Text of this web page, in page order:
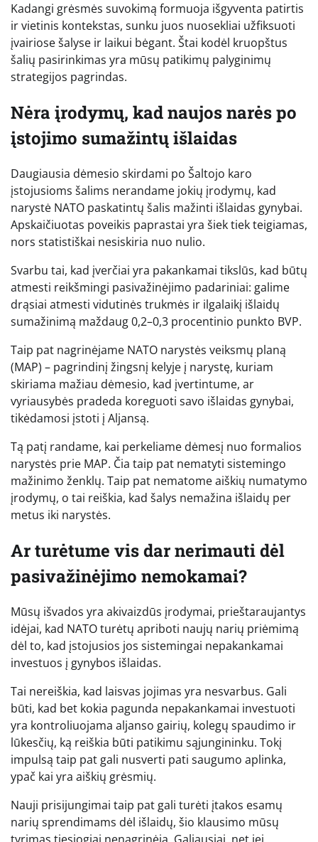
Kadangi grėsmės suvokimą formuoja išgyventa patirtis
ir vietinis kontekstas, sunku juos nuosekliai užfiksuoti
įvairiose šalyse ir laikui bėgant. Štai kodėl kruopštus
šalių pasirinkimas yra mūsų patikimų palyginimų
strategijos pagrindas.
Nėra įrodymų, kad naujos narės po
įstojimo sumažintų išlaidas
Daugiausia dėmesio skirdami po Šaltojo karo
įstojusioms šalims nerandame jokių įrodymų, kad
narystė NATO paskatintų šalis mažinti išlaidas gynybai.
Apskaičiuotas poveikis paprastai yra šiek tiek teigiamas,
nors statistiškai nesiskiria nuo nulio.
Svarbu tai, kad įverčiai yra pakankamai tikslūs, kad būtų
atmesti reikšmingi pasivažinėjimo padariniai: galime
drąsiai atmesti vidutinės trukmės ir ilgalaikį išlaidų
sumažinimą maždaug 0,2–0,3 procentinio punkto BVP.
Taip pat nagrinėjame NATO narystės veiksmų planą
(MAP) – pagrindinį žingsnį kelyje į narystę, kuriam
skiriama mažiau dėmesio, kad įvertintume, ar
vyriausybės pradeda koreguoti savo išlaidas gynybai,
tikėdamosi įstoti į Aljansą.
Tą patį randame, kai perkeliame dėmesį nuo formalios
narystės prie MAP. Čia taip pat nematyti sistemingo
mažinimo ženklų. Taip pat nematome aiškių numatymo
įrodymų, o tai reiškia, kad šalys nemažina išlaidų per
metus iki narystės.
Ar turėtume vis dar nerimauti dėl
pasivažinėjimo nemokamai?
Mūsų išvados yra akivaizdūs įrodymai, prieštaraujantys
idėjai, kad NATO turėtų apriboti naujų narių priėmimą
dėl to, kad įstojusios jos sistemingai nepakankamai
investuos į gynybos išlaidas.
Tai nereiškia, kad laisvas jojimas yra nesvarbus. Gali
būti, kad bet kokia pagunda nepakankamai investuoti
yra kontroliuojama aljanso gairių, kolegų spaudimo ir
lūkesčių, ką reiškia būti patikimu sąjungininku. Tokį
impulsą taip pat gali nusverti pati saugumo aplinka,
ypač kai yra aiškių grėsmių.
Nauji prisijungimai taip pat gali turėti įtakos esamų
narių sprendimams dėl išlaidų, šio klausimo mūsų